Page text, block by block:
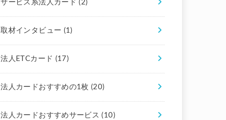
サービス系法人カード(2)
取材インタビュー (1)
法人ETCカード (17)
法人カードおすすめの1枚(20)
法人カードおすすめサービス(10)